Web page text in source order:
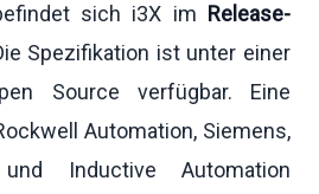
sich i3X im Release-
Spezifikation ist unter einer
Source verfügbar. Eine
Automation, Siemens,
Inductive Automation